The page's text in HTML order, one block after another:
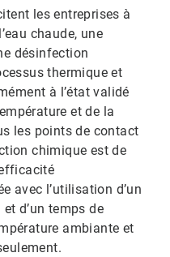
les entreprises à
chaude, une
désinfection
thermique et
à l’état validé
et de la
les points de contact
chimique est de
avec l’utilisation d’un
d’un temps de
ambiante et